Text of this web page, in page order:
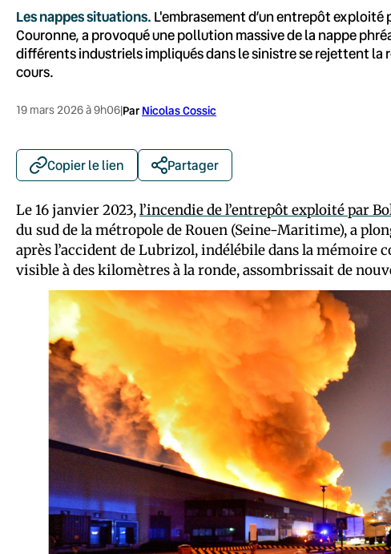
Les nappes situations. L'embrasement d’un entrepôt exploité
Couronne, a provoqué une pollution massive de la nappe
différents industriels impliqués dans le sinistre se rejettent la
cours.
19 mars 2026 à 9h06|Par Nicolas Cossic
Copier le lien Partager
Le 16 janvier 2023,l’incendie de l’entrepôt exploité par
du sud de la métropole de Rouen (Seine-Maritime), a
après l’accident de Lubrizol, indélébile dans la mémoire
visible à des kilomètres à la ronde, assombrissait de